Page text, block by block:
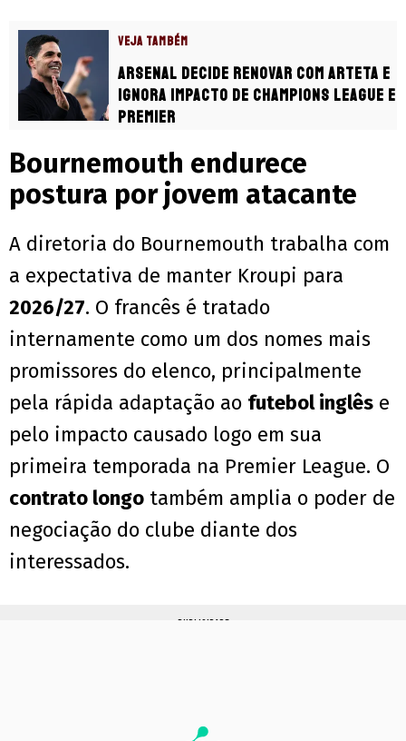
VEJA TAMBÉM
Arsenal decide renovar com Arteta e
ignora impacto de Champions League e
Premier
Bournemouth endurece
postura por jovem atacante
A diretoria do Bournemouth trabalha com
a expectativa de manter Kroupi para
2026/27. O francês é tratado
internamente como um dos nomes mais
promissores do elenco, principalmente
pela rápida adaptação ao futebol inglês e
pelo impacto causado logo em sua
primeira temporada na Premier League. O
contrato longo também amplia o poder de
negociação do clube diante dos
interessados.
PUBLICIDADE